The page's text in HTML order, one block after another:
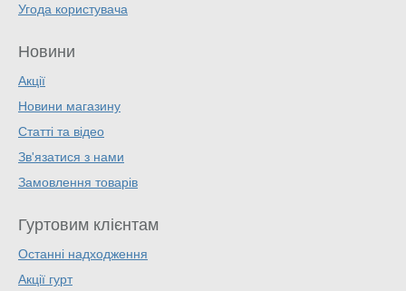
Угода користувача
Новини
Акції
Новини магазину
Статті та відео
Зв'язатися з нами
Замовлення товарів
Гуртовим клієнтам
Останні надходження
Акції гурт